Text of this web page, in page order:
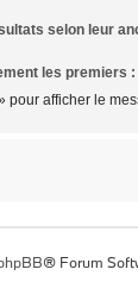
selon leur
les premiers :
pour afficher le
® Forum